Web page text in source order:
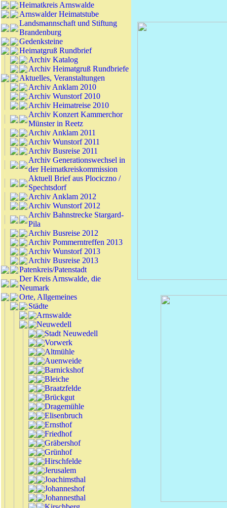
Heimatkreis Arnswalde
Arnswalder Heimatstube
Landsmannschaft und Stiftung
Brandenburg
Gedenksteine
Heimatgruß Rundbrief
Archiv Katalog
Archiv Heimatgruß Rundbriefe
Aktuelles, Veranstaltungen
Archiv Anklam 2010
Archiv Wunstorf 2010
Archiv Heimatreise 2010
Archiv Konzert Kammerchor
Münster in Reetz
Archiv Anklam 2011
Archiv Wunstorf 2011
Archiv Busreise 2011
Archiv Generationswechsel in
der Heimatkreiskommission
Aktuell Brief aus Plociczno /
Spechtsdorf
Archiv Anklam 2012
Archiv Wunstorf 2012
Archiv Bahnstrecke Stargard-
Pila
Archiv Busreise 2012
Archiv Pommerntreffen 2013
Archiv Wunstorf 2013
Archiv Busreise 2013
Patenkreis/Patenstadt
Der Kreis Arnswalde, die
Neumark
Orte, Allgemeines
Städte
Arnswalde
Neuwedell
Stadt Neuwedell
Vorwerk
Altmühle
Auenweide
Barnickshof
Bleiche
Braatzfelde
Brückgut
Dragemühle
Elisenbruch
Ernsthof
Friedhof
Gräbershof
Grünhof
Hirschfelde
Jerusalem
Joachimsthal
Johanneshof
Johannesthal